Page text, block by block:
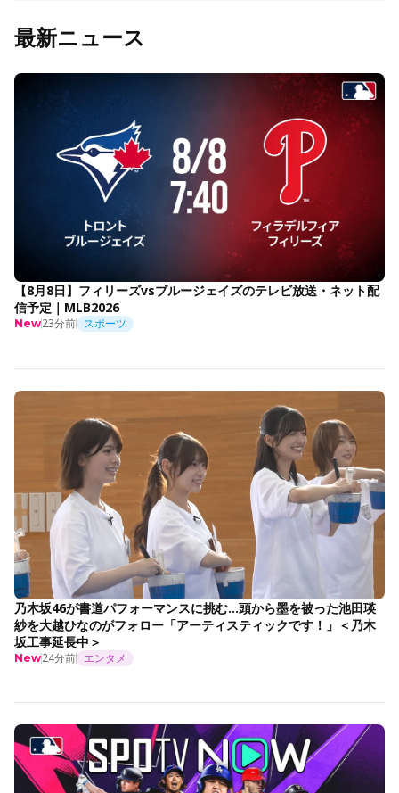
最新ニュース
【8月8日】フィリーズvsブルージェイズのテレビ放送・ネット配
信予定｜MLB2026
New23分前 スポーツ
乃木坂46が書道パフォーマンスに挑む…頭から墨を被った池田瑛
紗を大越ひなのがフォロー「アーティスティックです！」＜乃木
坂工事延長中＞
New24分前 エンタメ